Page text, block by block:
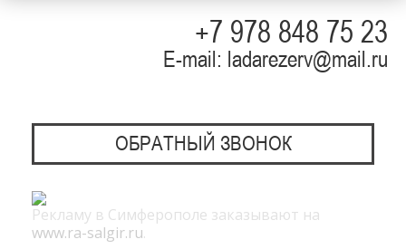
+7 978 848 75 23
E-mail: ladarezerv@mail.ru
ОБРАТНЫЙ ЗВОНОК
Рекламу в Симферополе заказывают на
www.ra-salgir.ru.